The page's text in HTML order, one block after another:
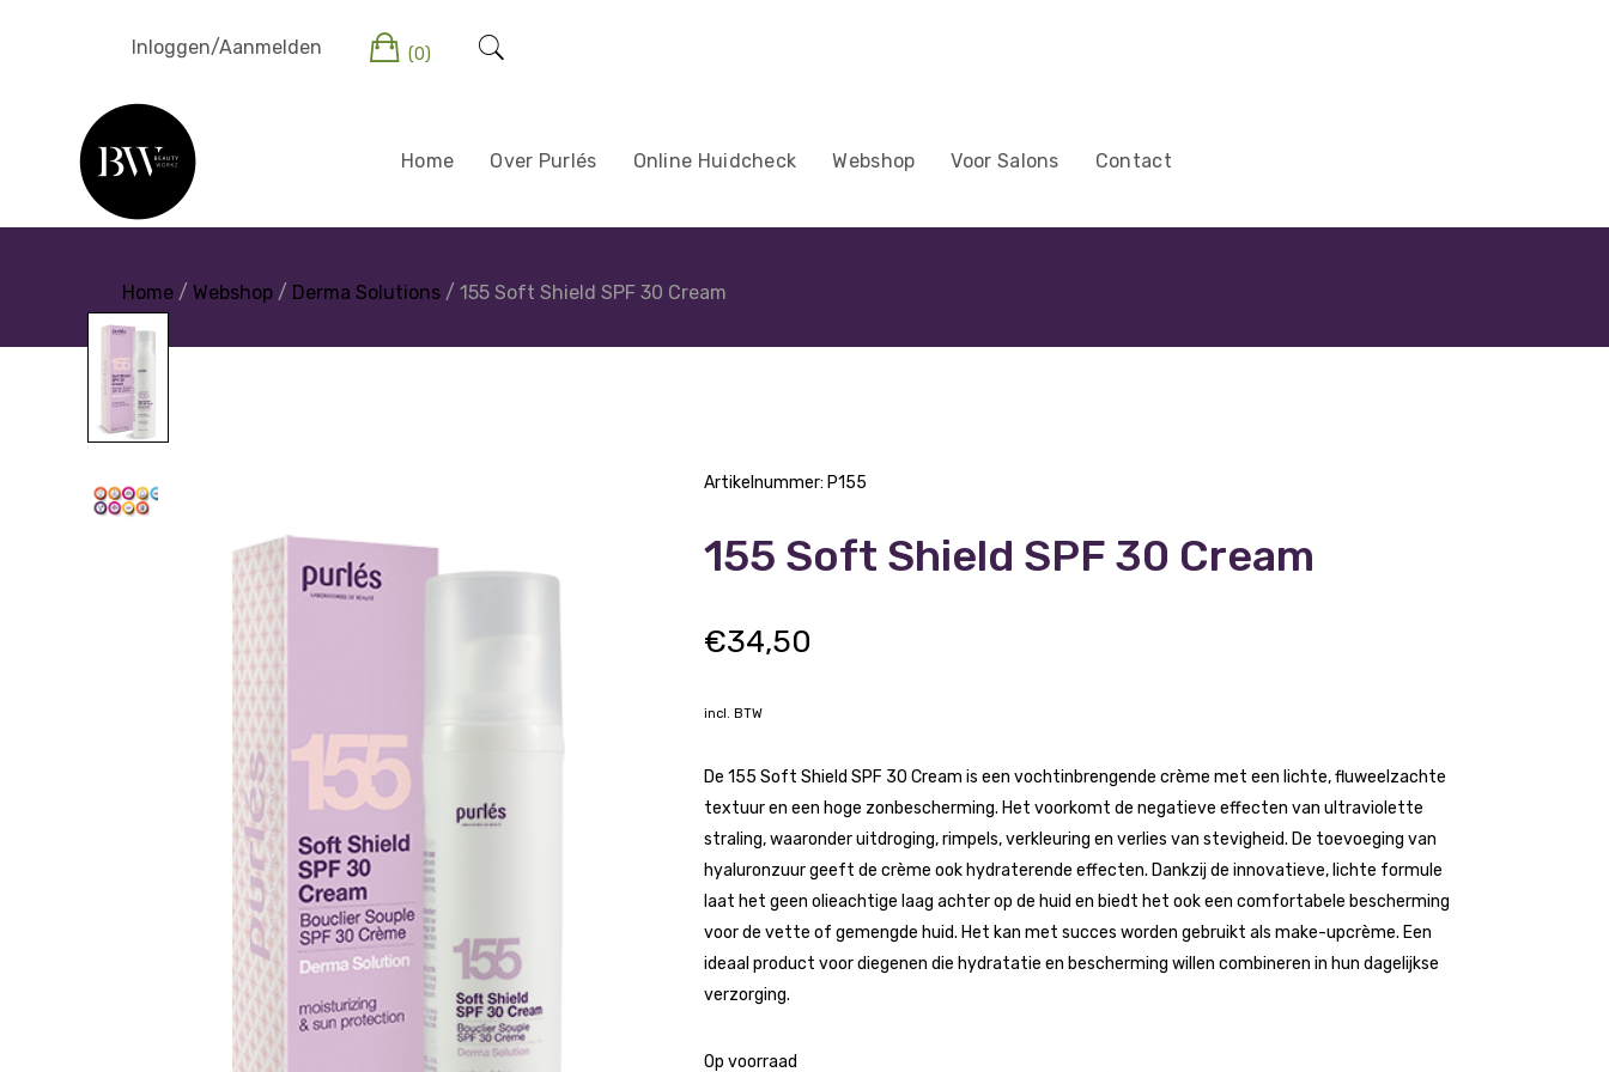
Home Over Purlés Online Huidcheck Webshop Voor Salons Contact
Inloggen/Aanmelden (0)
Home / Webshop / Derma Solutions / 155 Soft Shield SPF 30 Cream
Artikelnummer: P155
155 Soft Shield SPF 30 Cream
€34,50
incl. BTW
De 155 Soft Shield SPF 30 Cream is een vochtinbrengende crème met een lichte, fluweelzachte
textuur en een hoge zonbescherming. Het voorkomt de negatieve effecten van ultraviolette
straling, waaronder uitdroging, rimpels, verkleuring en verlies van stevigheid. De toevoeging van
hyaluronzuur geeft de crème ook hydraterende effecten. Dankzij de innovatieve, lichte formule
laat het geen olieachtige laag achter op de huid en biedt het ook een comfortabele bescherming
voor de vette of gemengde huid. Het kan met succes worden gebruikt als make-upcrème. Een
ideaal product voor diegenen die hydratatie en bescherming willen combineren in hun dagelijkse
verzorging.
Op voorraad